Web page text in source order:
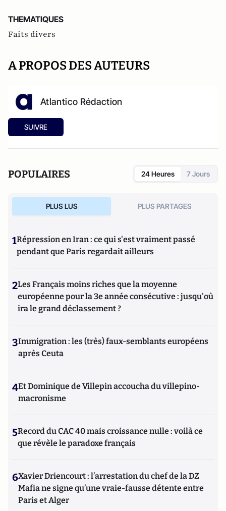
THEMATIQUES
Faits divers
A PROPOS DES AUTEURS
Atlantico Rédaction
SUIVRE
POPULAIRES 24 Heures 7 Jours
PLUS LUS PLUS PARTAGES
1Répression en Iran : ce qui s'est vraiment passé
pendant que Paris regardait ailleurs
2Les Français moins riches que la moyenne
européenne pour la 3e année consécutive : jusqu'où
ira le grand déclassement ?
3Immigration : les (très) faux-semblants européens
après Ceuta
4Et Dominique de Villepin accoucha du villepino-
macronisme
5Record du CAC 40 mais croissance nulle : voilà ce
que révèle le paradoxe français
6Xavier Driencourt : l’arrestation du chef de la DZ
Mafia ne signe qu’une vraie-fausse détente entre
Paris et Alger